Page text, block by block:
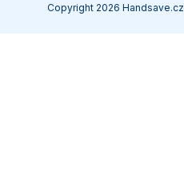
Copyright 2026 Handsave.cz